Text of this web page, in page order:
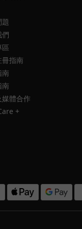
指南
體合作
+